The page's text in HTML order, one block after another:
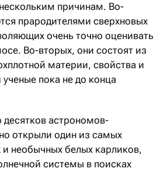
причинам. Во-
прародителями сверхновых
очень точно оценивать
Во-вторых, они состоят из
материи, свойства и
ученые пока не до конца
десятков астрономов-
открыли один из самых
и необычных белых карликов,
системы в поисках